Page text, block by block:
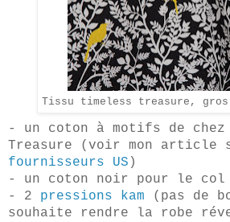
Tissu timeless treasure, gros
- un coton à motifs de chez
Treasure (voir mon article
fournisseurs US )
- un coton noir pour le col
- 2 pressions kam (pas de
souhaite rendre la robe